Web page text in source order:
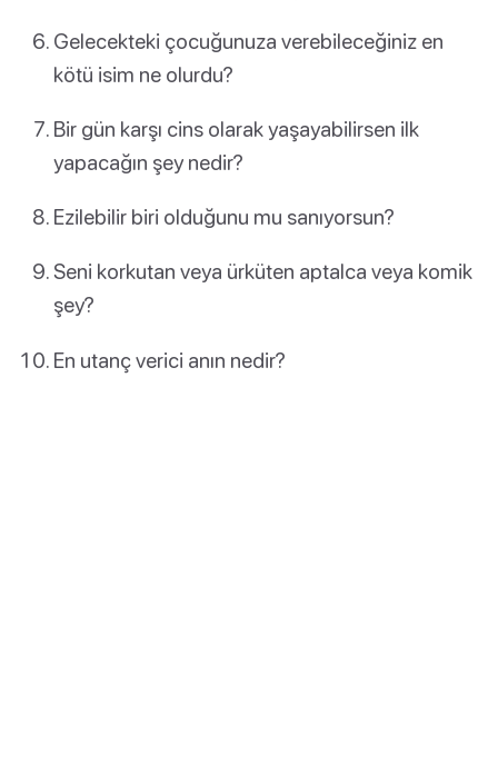
Gelecekteki çocuğunuza verebileceğiniz en
kötü isim ne olurdu?
Bir gün karşı cins olarak yaşayabilirsen ilk
yapacağın şey nedir?
Ezilebilir biri olduğunu mu sanıyorsun?
Seni korkutan veya ürküten aptalca veya komik
şey?
En utanç verici anın nedir?